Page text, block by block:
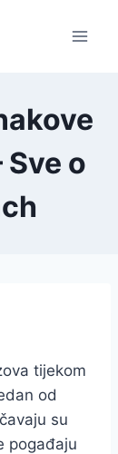
o
tijekom
od
su
pogađaju